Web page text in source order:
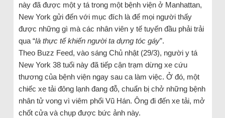
này đã được một y tá trong một bệnh viện ở Manhattan,
New York gửi đến với mục đích là để mọi người thấy
được những gì mà các nhân viên y tế tuyến đầu phải trải
qua “là thực tế khiến người ta dựng tóc gáy”.
Theo Buzz Feed, vào sáng Chủ nhật (29/3), người y tá
New York 38 tuổi này đã tiếp cận trạm dừng xe cứu
thương của bệnh viện ngay sau ca làm việc. Ở đó, một
chiếc xe tải đông lạnh đang đỗ, chuẩn bị chở những bệnh
nhân tử vong vì viêm phổi Vũ Hán. Ông đi đến xe tải, mở
chốt cửa và chụp được bức ảnh này.